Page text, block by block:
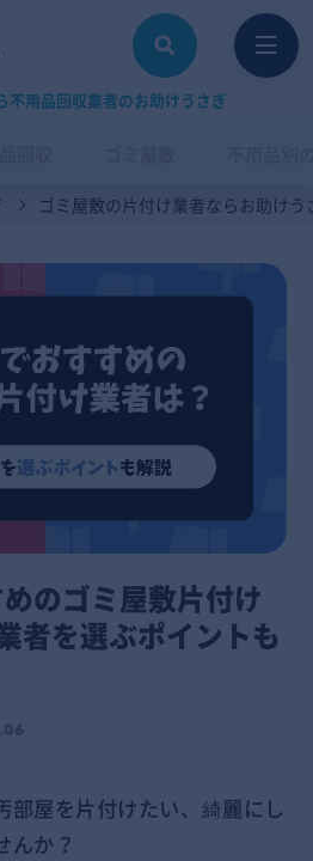
不用品回収業者のお助けうさぎ
ゴミ屋敷の片付け業者ならお助けう
のゴミ屋敷片付け
者を選ぶポイントも
部屋を片付けたい、綺麗にし
んか？